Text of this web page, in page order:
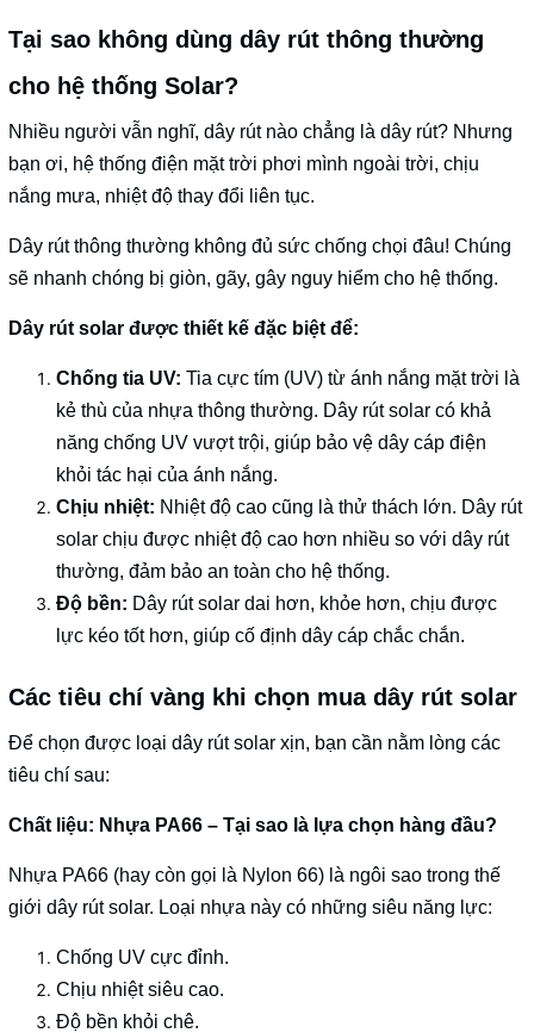
Tại sao không dùng dây rút thông thường
cho hệ thống Solar?
Nhiều người vẫn nghĩ, dây rút nào chẳng là dây rút? Nhưng
bạn ơi, hệ thống điện mặt trời phơi mình ngoài trời, chịu
nắng mưa, nhiệt độ thay đổi liên tục.
Dây rút thông thường không đủ sức chống chọi đâu! Chúng
sẽ nhanh chóng bị giòn, gãy, gây nguy hiểm cho hệ thống.
Dây rút solar được thiết kế đặc biệt để:
Chống tia UV: Tia cực tím (UV) từ ánh nắng mặt trời là
kẻ thù của nhựa thông thường. Dây rút solar có khả
năng chống UV vượt trội, giúp bảo vệ dây cáp điện
khỏi tác hại của ánh nắng.
Chịu nhiệt: Nhiệt độ cao cũng là thử thách lớn. Dây rút
solar chịu được nhiệt độ cao hơn nhiều so với dây rút
thường, đảm bảo an toàn cho hệ thống.
Độ bền: Dây rút solar dai hơn, khỏe hơn, chịu được
lực kéo tốt hơn, giúp cố định dây cáp chắc chắn.
Các tiêu chí vàng khi chọn mua dây rút solar
Để chọn được loại dây rút solar xịn, bạn cần nằm lòng các
tiêu chí sau:
Chất liệu: Nhựa PA66 – Tại sao là lựa chọn hàng đầu?
Nhựa PA66 (hay còn gọi là Nylon 66) là ngôi sao trong thế
giới dây rút solar. Loại nhựa này có những siêu năng lực:
Chống UV cực đỉnh.
Chịu nhiệt siêu cao.
Độ bền khỏi chê.